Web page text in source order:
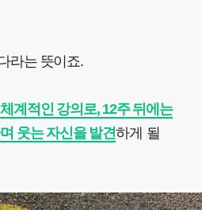
라는 뜻이죠.
체계적인 강의로, 12주 뒤에는
웃는 자신을 발견하게 될